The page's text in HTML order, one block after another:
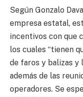
Según Gonzalo
empresa estatal,
incentivos con que
los cuales “tienen
de faros y balizas y
además de las
operadores. Se